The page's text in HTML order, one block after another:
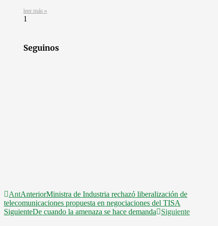
leer más »
Seguinos
AntAnteriorMinistra de Industria rechazó liberalización de
telecomunicaciones propuesta en negociaciones del TISA
SiguienteDe cuando la amenaza se hace demanda Siguiente